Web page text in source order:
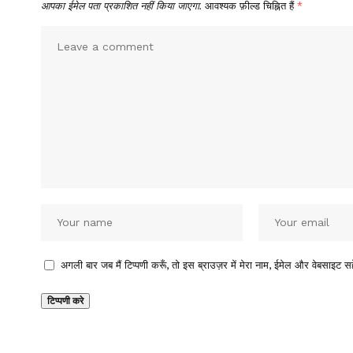
आपका ईमेल पता प्रकाशित नहीं किया जाएगा. आवश्यक फ़ील्ड चिह्नित हैं *
अगली बार जब मैं टिप्पणी करूँ, तो इस ब्राउज़र में मेरा नाम, ईमेल और वेबसाइट